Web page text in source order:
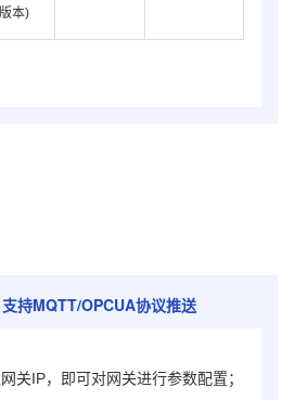
本)
支持MQTT/OPCUA协议推送
关IP，即可对网关进行参数配置；